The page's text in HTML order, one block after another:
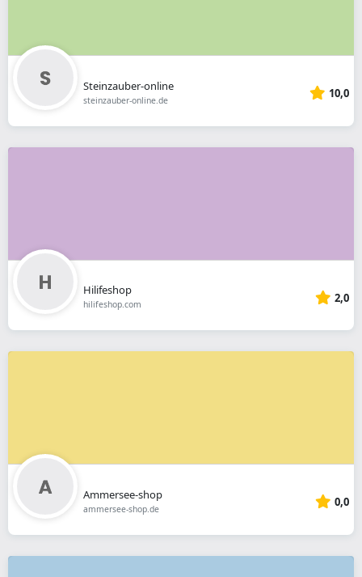
Steinzauber-online
steinzauber-online.de 10,0
Hilifeshop
hilifeshop.com 2,0
Ammersee-shop
ammersee-shop.de 0,0